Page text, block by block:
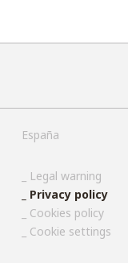
España
Legal warning
Privacy policy
Cookies policy
Cookie settings